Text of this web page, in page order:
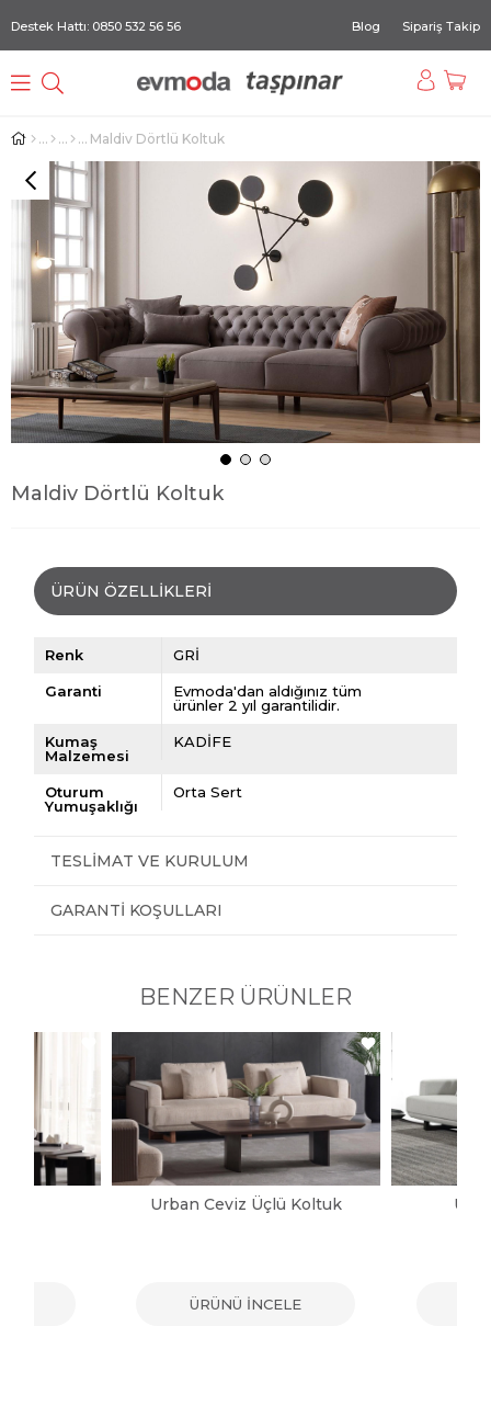
Destek Hattı: 0850 532 56 56 Blog Sipariş Takip
Maldiv Dörtlü Koltuk
Maldiv Dörtlü Koltuk
ÜRÜN ÖZELLIKLERI
Renk GRİ
Garanti
Evmoda'dan aldığınız tüm
ürünler 2 yıl garantilidir.
Kumaş
Malzemesi
KADİFE
Oturum
Yumuşaklığı
Orta Sert
TESLIMAT VE KURULUM
GARANTI KOŞULLARI
BENZER ÜRÜNLER
Urban Ceviz Üçlü Koltuk
ÜRÜNÜ İNCELE